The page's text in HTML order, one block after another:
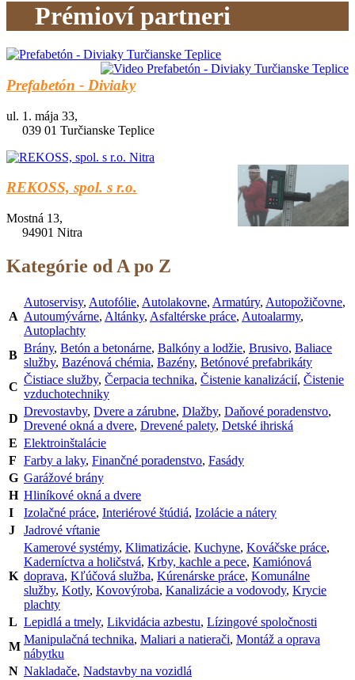
Prémioví partneri
Prefabetón - Diviaky
ul. 1. mája 33,
039 01 Turčianske Teplice
REKOSS, spol. s r.o.
Mostná 13,
94901 Nitra
Kategórie od A po Z
A
Autoservisy, Autofólie, Autolakovne, Armatúry, Autopožičovne,
Autoumývárne, Altánky, Asfaltérske práce, Autoalarmy,
Autoplachty
B
Brány, Betón a betonárne, Balkóny a lodžie, Brusivo, Baliace
služby, Bazénová chémia, Bazény, Betónové prefabrikáty
C
Čistiace služby, Čerpacia technika, Čistenie kanalizácií, Čistenie
vzduchotechniky
D
Drevostavby, Dvere a zárubne, Dlažby, Daňové poradenstvo,
Drevené okná a dvere, Drevené palety, Detské ihriská
E Elektroinštalácie
F Farby a laky, Finančné poradenstvo, Fasády
G Garážové brány
H Hliníkové okná a dvere
I
Izolačné práce, Interiérové štúdiá, Izolácie a nátery
J
Jadrové vŕtanie
K
Kamerové systémy, Klimatizácie, Kuchyne, Kováčske práce,
Kaderníctva a holičstvá, Krby, kachle a pece, Kamiónová
doprava, Kľúčová služba, Kúrenárske práce, Komunálne
služby, Kotly, Kovovýroba, Kanalizácie a vodovody, Krycie
plachty
L Lepidlá a tmely, Likvidácia azbestu, Lízingové spoločnosti
M
Manipulačná technika, Maliari a natierači, Montáž a oprava
nábytku
N Nakladače, Nadstavby na vozidlá